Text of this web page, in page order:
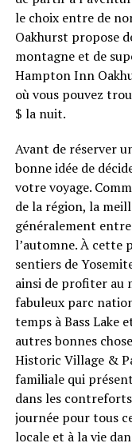
le choix entre de
Oakhurst propose
montagne et de
Hampton Inn
où vous pouvez
$ la nuit.
Avant de réserver
bonne idée de
votre voyage.
de la région, la
généralement
l’automne. À cette
sentiers de
ainsi de profiter au
fabuleux parc
temps à Bass Lake
autres bonnes
Historic Village &
familiale qui
dans les
journée pour tous
locale et à la vie